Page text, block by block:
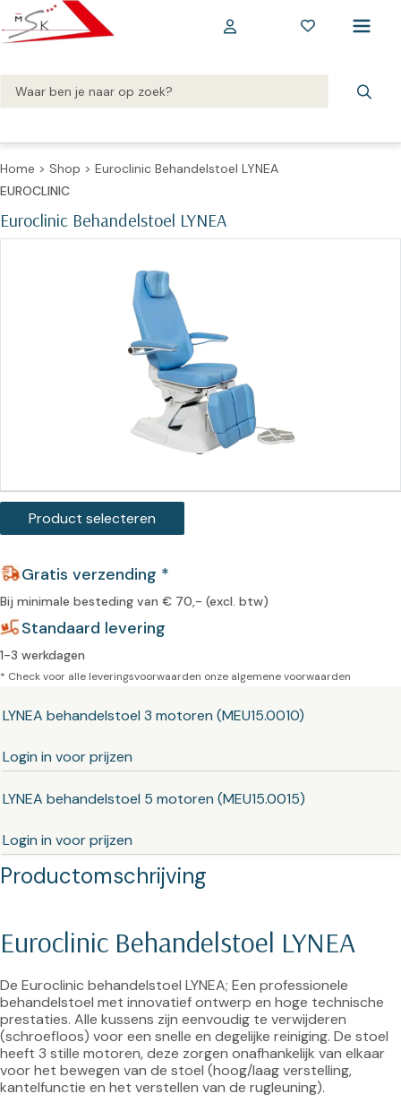
Home > Shop > Euroclinic Behandelstoel LYNEA
Euroclinic Behandelstoel LYNEA
EUROCLINIC
Product selecteren
Gratis verzending *
Bij minimale besteding van € 70,- (excl. btw)
Standaard levering
1-3 werkdagen
* Check voor alle leveringsvoorwaarden onze algemene voorwaarden
LYNEA behandelstoel 3 motoren (MEU15.0010)
Login in voor prijzen
LYNEA behandelstoel 5 motoren (MEU15.0015)
Login in voor prijzen
Productomschrijving
Euroclinic Behandelstoel LYNEA
De Euroclinic behandelstoel LYNEA; Een professionele
behandelstoel met innovatief ontwerp en hoge technische
prestaties. Alle kussens zijn eenvoudig te verwijderen
(schroefloos) voor een snelle en degelijke reiniging. De stoel
heeft 3 stille motoren, deze zorgen onafhankelijk van elkaar
voor het bewegen van de stoel (hoog/laag verstelling,
kantelfunctie en het verstellen van de rugleuning).